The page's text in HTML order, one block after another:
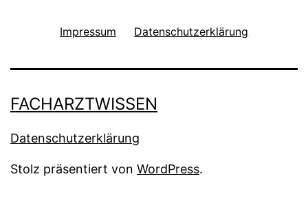
Impressum Datenschutzerklärung
FACHARZTWISSEN
Datenschutzerklärung
Stolz präsentiert von WordPress.